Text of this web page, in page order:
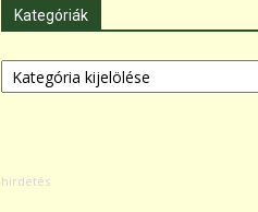
Kategóriák
Kategóriák